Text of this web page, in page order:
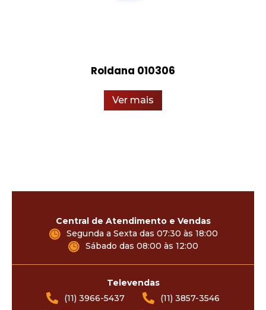
Roldana 010306
Ver mais
Central de Atendimento e Vendas
Segunda a Sexta das 07:30 às 18:00
Sábado das 08:00 às 12:00
Televendas
(11) 3966-5437
(11) 3857-3546